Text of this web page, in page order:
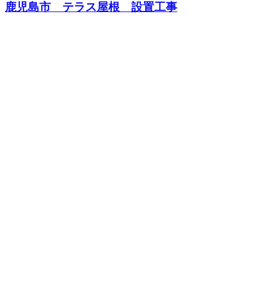
鹿児島市 テラス屋根 設置工事